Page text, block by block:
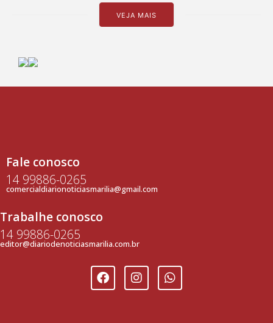
VEJA MAIS
Fale conosco
14 99886-0265
comercialdiarionoticiasmarilia@gmail.com
Trabalhe conosco
14 99886-0265
editor@diariodenoticiasmarilia.com.br